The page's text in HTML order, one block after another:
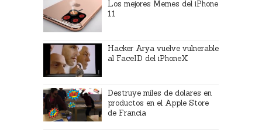
Los mejores Memes del iPhone
11
Hacker Arya vuelve vulnerable
al FaceID del iPhoneX
Destruye miles de dolares en
productos en el Apple Store
de Francia